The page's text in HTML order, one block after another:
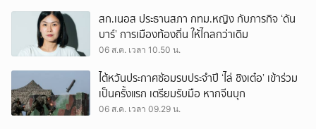
สก.เนอส ประธานสภา กทม.หญิง กับภารกิจ ‘ดัน
บาร์’ การเมืองท้องถิ่น ให้ไกลกว่าเดิม
06 ส.ค. เวลา 10.50 น.
ไต้หวันประกาศซ้อมรบประจำปี ‘ไล่ ชิงเต๋อ’ เข้าร่วม
เป็นครั้งแรก เตรียมรับมือ หากจีนบุก
06 ส.ค. เวลา 09.29 น.